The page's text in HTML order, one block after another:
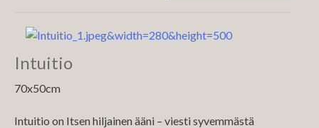
Intuitio
70x50cm
Intuitio on Itsen hiljainen ääni – viesti syvemmästä